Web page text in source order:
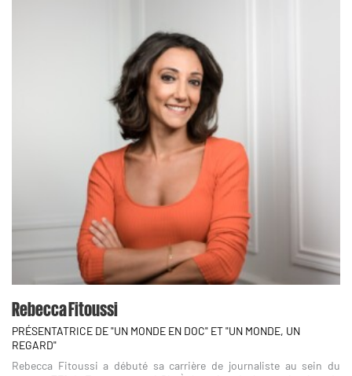
Rebecca Fitoussi
PRÉSENTATRICE DE "UN MONDE EN DOC" ET "UN MONDE, UN
REGARD"
Rebecca Fitoussi a débuté sa carrière de journaliste au sein du